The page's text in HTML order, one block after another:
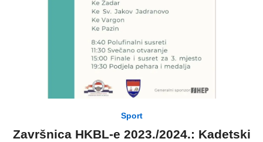
Sport
Završnica HKBL-e 2023./2024.: Kadetski